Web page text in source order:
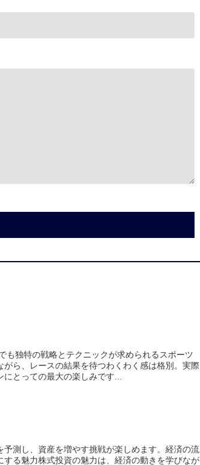
も独特の戦略とテクニックが求められるスポーツ
ら、レースの結果を待つわくわく感は格別。実際
とっての最大の楽しみです...
測し、資産を増やす挑戦が楽しめます。経済の流
る魅力株式投資の魅力は、経済の動きを学びなが